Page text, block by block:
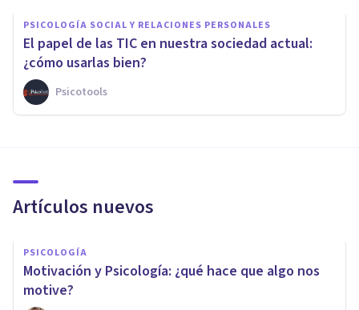
PSICOLOGÍA SOCIAL Y RELACIONES PERSONALES
El papel de las TIC en nuestra sociedad actual:
¿cómo usarlas bien?
Psicotools
Artículos nuevos
PSICOLOGÍA
Motivación y Psicología: ¿qué hace que algo nos
motive?